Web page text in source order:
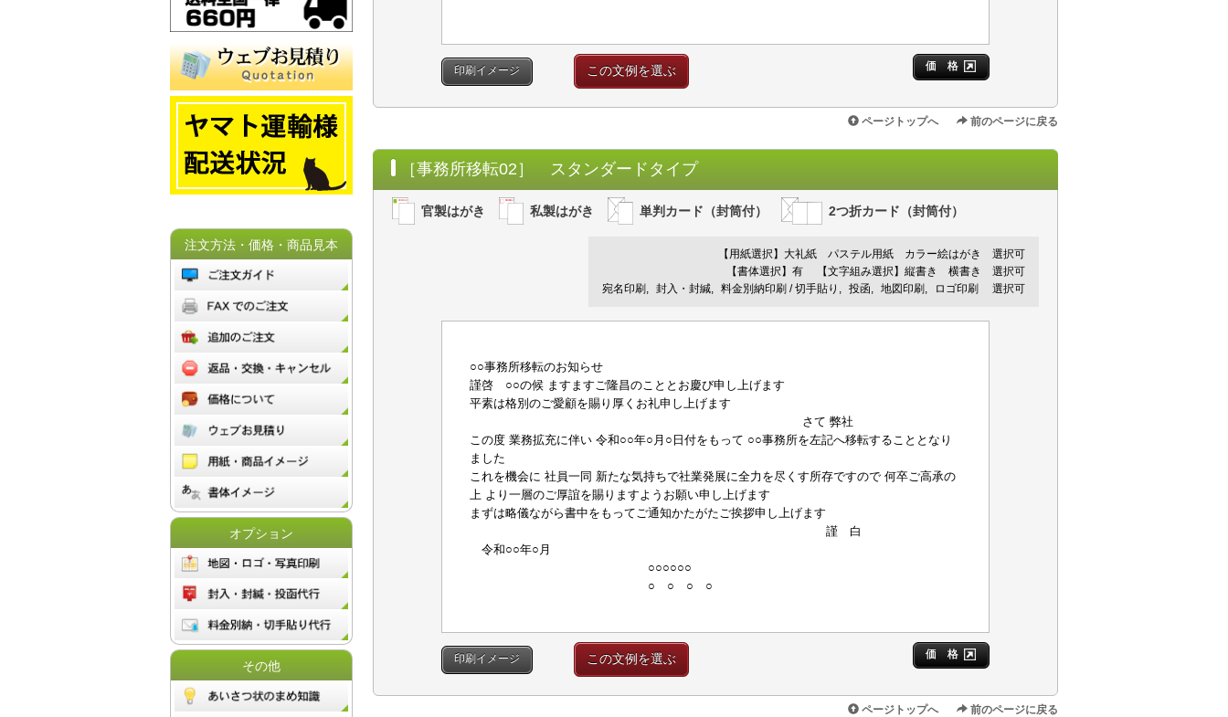
価 格
印刷イメージ この文例を選ぶ
ページトップへ 前のページに戻る
［事務所移転02］ スタンダードタイプ
官製はがき 私製はがき 単判カード（封筒付） 2つ折カード（封筒付）
【用紙選択】 大礼紙 パステル用紙 カラー絵はがき
選択可
【書体選択】有
【文字組み選択】縦書き 横書き 選択可
宛名印刷
封入・封緘 料金別納印刷 / 切手貼り 投函 地図印刷 ロゴ印刷 選択可
○○事務所移転のお知らせ
謹啓 ○○の候 ますますご隆昌のこととお慶び申し上げます
平素は格別のご愛顧を賜り厚くお礼申し上げます
さて 弊社
この度 業務拡充に伴い 令和○○年○月○日付をもって ○○事務所を左記へ移転することとなり
ました
これを機会に 社員一同 新たな気持ちで社業発展に全力を尽くす所存ですので 何卒ご高承の
上 より一層のご厚誼を賜りますようお願い申し上げます
まずは略儀ながら書中をもってご通知かたがたご挨拶申し上げます
謹 白
令和○○年○月
○○○○○○
○ ○ ○ ○
価 格
印刷イメージ この文例を選ぶ
ページトップへ 前のページに戻る
注文方法・価格・商品見本
オプション
その他